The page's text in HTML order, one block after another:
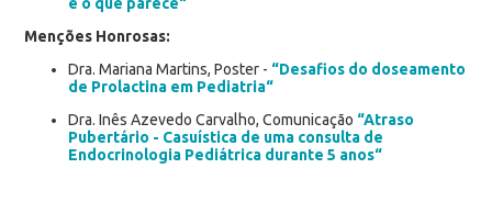
Menções Honrosas:
Dra. Mariana Martins, Poster - “Desafios do doseamento
de Prolactina em Pediatria“
Dra. Inês Azevedo Carvalho, Comunicação “Atraso
Pubertário - Casuística de uma consulta de
Endocrinologia Pediátrica durante 5 anos“